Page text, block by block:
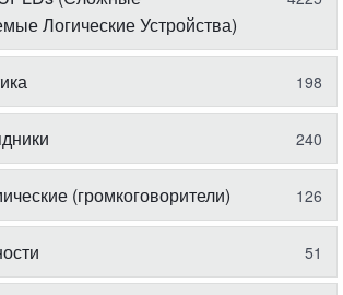
Логические Устройства)
198
240
(громкоговорители) 126
51